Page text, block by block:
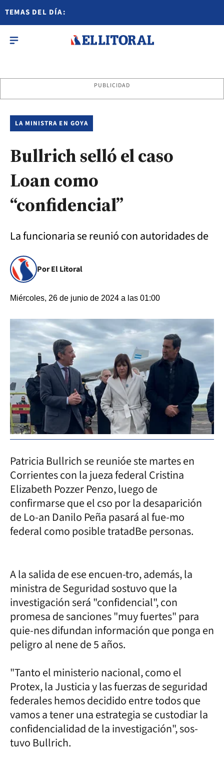
TEMAS DEL DÍA:
PUBLICIDAD
LA MINISTRA EN GOYA
Bullrich selló el caso
Loan como
“confidencial”
La funcionaria se reunió con autoridades de
Por El Litoral
Miércoles, 26 de junio de 2024 a las 01:00
Patricia Bullrich se reunióe ste martes en
Corrientes con la jueza federal Cristina
Elizabeth Pozzer Penzo, luego de
confirmarse que el cso por la desaparición
de Lo-an Danilo Peña pasará al fue-mo
federal como posible tratadBe personas.
A la salida de ese encuen-tro, además, la
ministra de Seguridad sostuvo que la
investigación será "confidencial", con
promesa de sanciones "muy fuertes" para
quie-nes difundan información que ponga en
peligro al nene de 5 años.
"Tanto el ministerio nacional, como el
Protex, la Justicia y las fuerzas de seguridad
federales hemos decidido entre todos que
vamos a tener una estrategia se custodiar la
confidencialidad de la investigación", sos-
tuvo Bullrich.